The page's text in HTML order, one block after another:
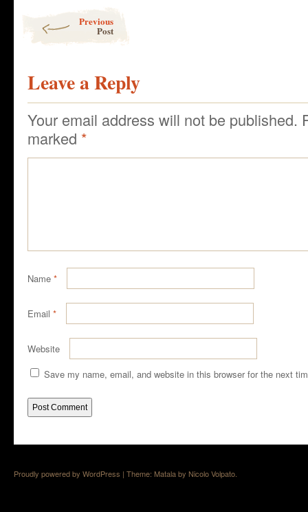
Previous
Post
Leave a Reply
Your email address will not be published.
marked *
Name *
Email *
Website
Save my name, email, and website in this browser for the next
Proudly powered by WordPress | Theme: Matala by Nicolo Volpato.